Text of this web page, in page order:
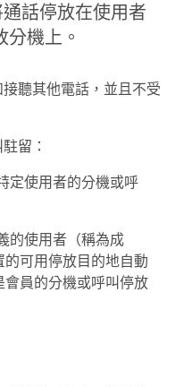
話停放在使用者
機上。
聽其他電話，並且不受
留：
定使用者的分機或呼
的使用者（稱為成
可用停放目的地自動
員的分機或呼叫停放